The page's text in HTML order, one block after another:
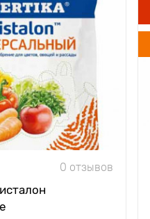
0 отзывов